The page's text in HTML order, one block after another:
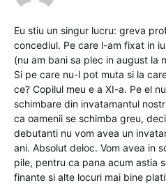
Eu stiu un singur lucru: greva
concediul. Pe care l-am fixat in
(nu am bani sa plec in august la
Si pe care nu-l pot muta si la
ce? Copilul meu e a XI-a. Pe el
schimbare din invatamantul
ca oamenii se schimba greu,
debutanti nu vom avea un
ani. Absolut deloc. Vom avea in
pile, pentru ca pana acum astia
finante si alte locuri mai bine